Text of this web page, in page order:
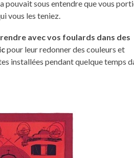
pouvait sous entendre que vous
vous les teniez.
avec vos foulards dans des
pour leur redonner des couleurs et
installées pendant quelque temps
DE LA VIERGE À